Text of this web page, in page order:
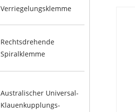
Verriegelungsklemme
Rechtsdrehende
Spiralklemme
Australischer Universal-
Klauenkupplungs-